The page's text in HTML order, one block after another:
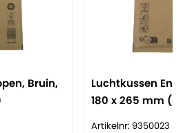
Bruin,
Luchtkussen
180 x 265 mm
Artikelnr: 9350023